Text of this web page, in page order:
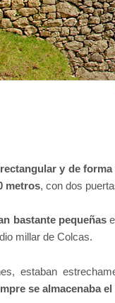
y de
metros, con dos
bastante pequeñas
millar de Colcas.
estaban
se almacenaba